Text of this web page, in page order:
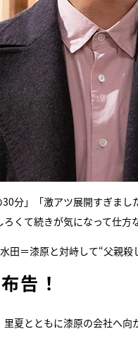
分」「激アツ展開すぎま
くて続きが気になって仕方
田＝漆原と対峙して“父親殺
告！
夏とともに漆原の会社へ